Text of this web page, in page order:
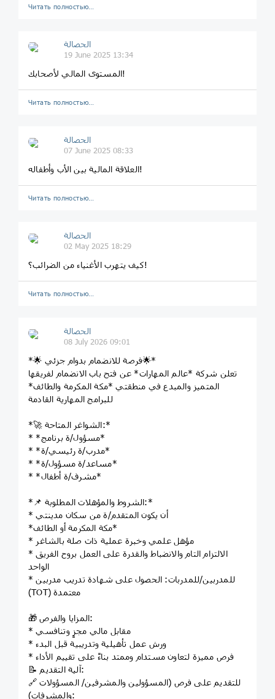
Читать полностью…
الحصالة
19 June 2025 13:34
المستوى المالي لأصحابك!
Читать полностью…
الحصالة
07 June 2025 08:33
العلاقة المالية بين الأب وأطفاله!
Читать полностью…
الحصالة
02 May 2025 18:29
كيف يتهرب الأغنياء من الضرائب؟!
Читать полностью…
الحصالة
08 July 2026 09:01
*🌟 فرصة للانضمام بدوام جزئي🌟*
تعلن شركة *عالم المهارات* عن فتح باب الانضمام لفريقها
المتميز والمبدع في منطقتي *مكة المكرمة والطائف*
للبرامج المهارية القادمة
*🚀 الشواغر المتاحة:*
* *مسؤول/ة برنامج*
* *مدرب/ة رئيسي/ة*
* *مساعد/ة مسؤول/ة*
* *مشرف/ة أطفال*
*📌 الشروط والمؤهلات المطلوبة:*
* أن يكون المتقدم/ة من سكان مدينتي
*مكة المكرمة أو الطائف*
* مؤهل علمي وخبرة عملية ذات صلة بالشاغر
* الالتزام التام والانضباط والقدرة على العمل بروح الفريق
الواحد
* للمدربين/للمدربات: الحصول على شهادة تدريب مدربين
(TOT) معتمدة
🎁 المزايا والفرص:
* مقابل مالي مجزٍ وتنافسي
* ورش عمل تأهيلية وتدريبية قبل البدء
* فرص مميزة لتعاون مستدام وممتد بناءً على تقييم الأداء
📝 آلية التقديم:
🔗 للتقديم على فرص (المسؤولين والمشرفين/ المسؤولات
والمشرفات):